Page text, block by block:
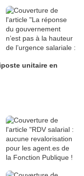
unitaire en